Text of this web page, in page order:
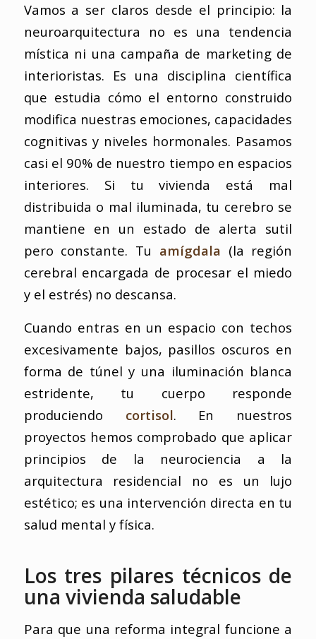
Vamos a ser claros desde el principio: la
neuroarquitectura no es una tendencia
mística ni una campaña de marketing de
interioristas. Es una disciplina científica
que estudia cómo el entorno construido
modifica nuestras emociones, capacidades
cognitivas y niveles hormonales. Pasamos
casi el 90% de nuestro tiempo en espacios
interiores. Si tu vivienda está mal
distribuida o mal iluminada, tu cerebro se
mantiene en un estado de alerta sutil
pero constante. Tu amígdala (la región
cerebral encargada de procesar el miedo
y el estrés) no descansa.
Cuando entras en un espacio con techos
excesivamente bajos, pasillos oscuros en
forma de túnel y una iluminación blanca
estridente, tu cuerpo responde
produciendo cortisol. En nuestros
proyectos hemos comprobado que aplicar
principios de la neurociencia a la
arquitectura residencial no es un lujo
estético; es una intervención directa en tu
salud mental y física.
Los tres pilares técnicos de
una vivienda saludable
Para que una reforma integral funcione a